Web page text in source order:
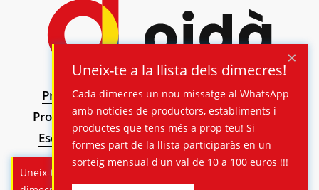
PremsaValor SocialCuriositatsReceptes
Productors Consum FiressortejosCalendari
Esdeveniments La Garriga
Esdeveniments
NavarclesEsdeveniments Granollers
Esdeveniments PalafrugellLlibres
Uneix-te a la llista dels
Uneix-te a la llista dels dimecres!
Cada dimecres un nou missatge al WhatsApp
amb notícies de productors, establiments i
productes que tens més a prop teu! Si
formes part de la llista participaràs en un
sorteig mensual d'un val de 10 a 100 euros !!!
×